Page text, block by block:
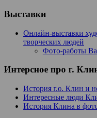
Выставки
Онлайн-выставки
творческих людей
Фото-работы
Интерсное про г.
История г.о. Клин и
Интересные люди
История Клина в